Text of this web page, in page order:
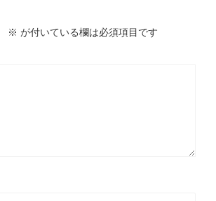
※ が付いている欄は必須項目です